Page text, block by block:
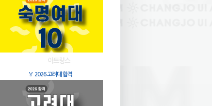
🏅 2026 고려대 합격